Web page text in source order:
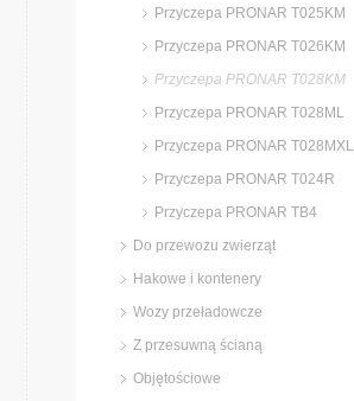
Przyczepa PRONAR T025KM
Przyczepa PRONAR T026KM
Przyczepa PRONAR T028KM
Przyczepa PRONAR T028ML
Przyczepa PRONAR T028MXL
Przyczepa PRONAR T024R
Przyczepa PRONAR TB4
Do przewozu zwierząt
Hakowe i kontenery
Wozy przeładowcze
Z przesuwną ścianą
Objętościowe